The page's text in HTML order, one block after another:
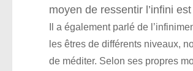
moyen de ressentir l’infini
Il a également parlé de
les êtres de différents niveaux,
de méditer. Selon ses propres